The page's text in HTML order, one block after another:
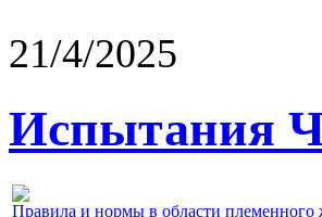
21/4/2025
Испытания
Правила и нормы в области